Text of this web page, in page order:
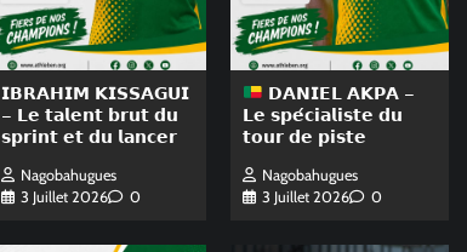
𝗜𝗕𝗥𝗔𝗛𝗜𝗠 𝗞𝗜𝗦𝗦𝗔𝗚𝗨𝗜
– 𝗟𝗲 𝘁𝗮𝗹𝗲𝗻𝘁 𝗯𝗿𝘂𝘁 𝗱𝘂
𝘀𝗽𝗿𝗶𝗻𝘁 𝗲𝘁 𝗱𝘂 𝗹𝗮𝗻𝗰𝗲𝗿
Nagobahugues
3 Juillet 2026
0
𝗗𝗔𝗡𝗜𝗘𝗟 𝗔𝗞𝗣𝗔 –
𝗟𝗲 𝘀𝗽𝗲́𝗰𝗶𝗮𝗹𝗶𝘀𝘁𝗲 𝗱𝘂
𝘁𝗼𝘂𝗿 𝗱𝗲 𝗽𝗶𝘀𝘁𝗲
Nagobahugues
3 Juillet 2026
0